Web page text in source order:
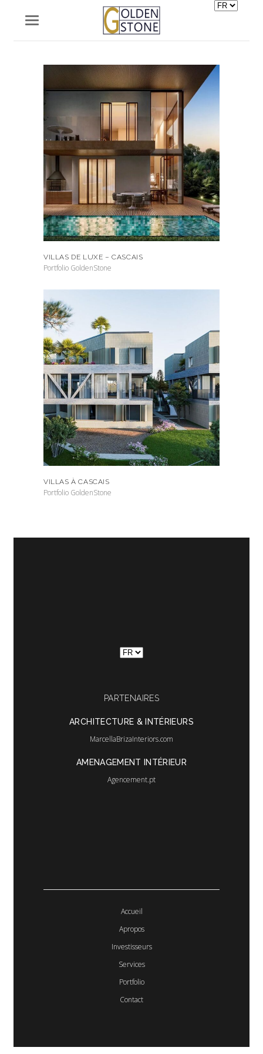
Choisir
VILLAS DE LUXE – CASCAIS
Portfolio GoldenStone
VILLAS À CASCAIS
Portfolio GoldenStone
Choisir
PARTENAIRES
ARCHITECTURE & INTÉRIEURS
MarcellaBrizaInteriors.com
AMENAGEMENT INTÉRIEUR
Agencement.pt
Accueil
Apropos
Investisseurs
Services
Portfolio
Contact